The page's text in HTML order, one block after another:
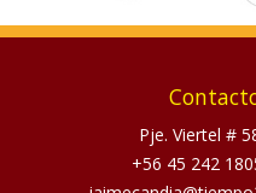
Pje. Viertel #
+56 45 242